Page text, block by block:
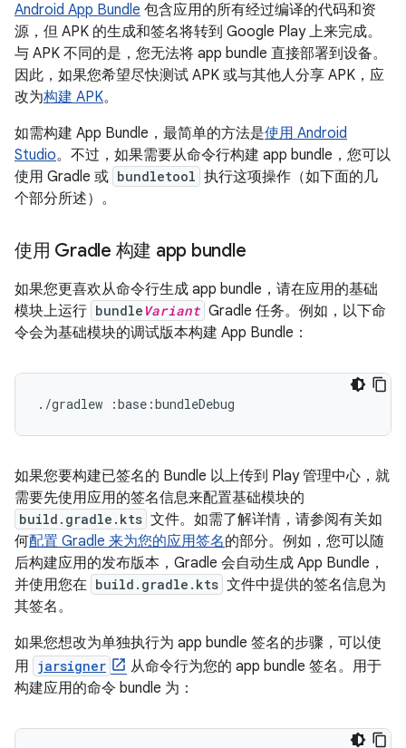
Android App Bundle 包含应用的所有经过编译的代码和资
源，但 APK 的生成和签名将转到 Google Play 上来完成。
与 APK 不同的是，您无法将 app bundle 直接部署到设备。
因此，如果您希望尽快测试 APK 或与其他人分享 APK，应
改为构建 APK。
如需构建 App Bundle，最简单的方法是使用 Android
Studio。不过，如果需要从命令行构建 app bundle，您可以
使用 Gradle 或 bundletool 执行这项操作（如下面的几
个部分所述）。
使用 Gradle 构建 app bundle
如果您更喜欢从命令行生成 app bundle，请在应用的基础
模块上运行 bundle Variant Gradle 任务。例如，以下命
令会为基础模块的调试版本构建 App Bundle：
如果您要构建已签名的 Bundle 以上传到 Play 管理中心，就
需要先使用应用的签名信息来配置基础模块的
build.gradle.kts 文件。如需了解详情，请参阅有关如
何配置 Gradle 来为您的应用签名的部分。例如，您可以随
后构建应用的发布版本，Gradle 会自动生成 App Bundle，
并使用您在 build.gradle.kts 文件中提供的签名信息为
其签名。
如果您想改为单独执行为 app bundle 签名的步骤，可以使
用 jarsigner
从命令行为您的 app bundle 签名。用于
构建应用的命令 bundle 为：